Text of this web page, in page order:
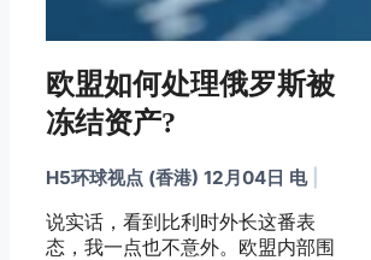
欧盟如何处理俄罗斯被
冻结资产?
H5环球视点 (香港) 12月04日 电
说实话，看到比利时外长这番表
态，我一点也不意外。欧盟内部围